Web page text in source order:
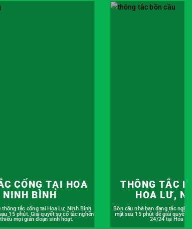
BỒN CẦU TẠI
NINH BÌNH
tắc nghẽn? Đừng lo, chúng tôi sẽ có
quyết dứt điểm. Phục vụ khẩn cấp
Hoa Lư, Ninh Bình.
THÔNG TẮC
HOA LƯ,
An tâm nấu nướng với dịch vụ
Lư, Ninh Bình có bảo hành. Mọi
được chúng tôi kiểm tra